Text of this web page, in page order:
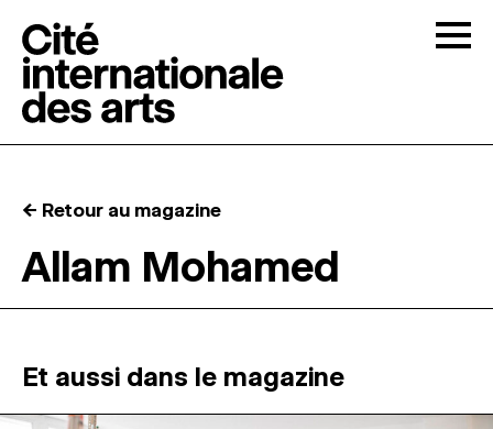
RÉSIDENCES ↓
ATELIERS OUVERTS
← Retour au magazine
Allam Mohamed
Et aussi dans le magazine